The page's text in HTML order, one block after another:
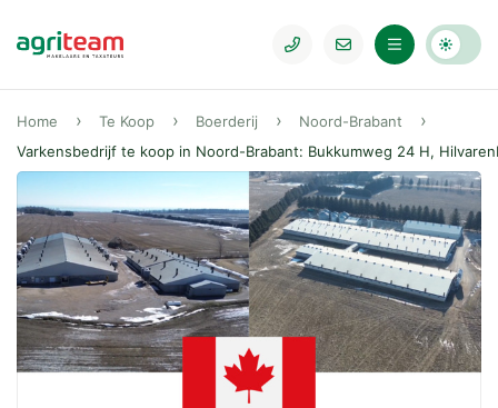
Home Te Koop Boerderij
Noord-Brabant
Varkensbedrijf te koop in Noord-Brabant: Bukkumweg 24 H,